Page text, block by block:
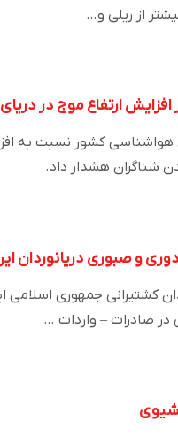
از ریلی و…
ارتفاع موج در
هواشناسی کشور نسبت به
شناگران هشدار داد.
و صبوری دریانوردان
کشتیرانی جمهوری
در صادرات – واردات …